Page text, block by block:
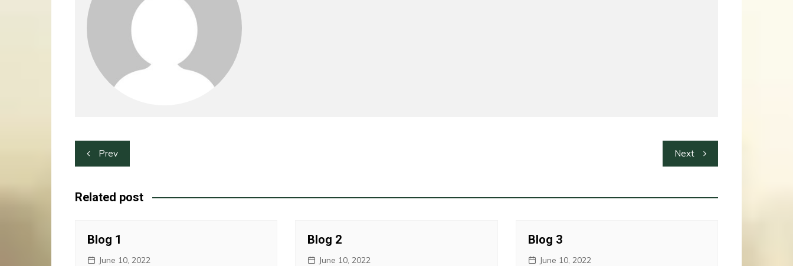
Post
navigation
Prev Next
Related post
Blog 1
June 10, 2022
Blog 2
June 10, 2022
Blog 3
June 10, 2022